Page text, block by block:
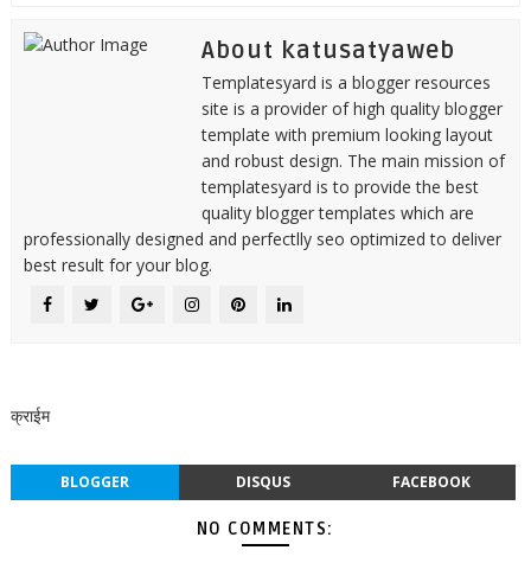
About katusatyaweb
Templatesyard is a blogger resources
site is a provider of high quality blogger
template with premium looking layout
and robust design. The main mission of
templatesyard is to provide the best
quality blogger templates which are
professionally designed and perfectlly seo optimized to deliver
best result for your blog.
क्राईम
BLOGGER DISQUS FACEBOOK
NO COMMENTS: